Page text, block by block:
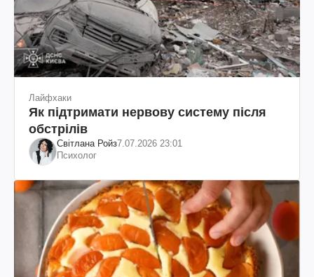
Лайфхаки
Як підтримати нервову систему після
обстрілів
Світлана Ройз7.07.2026 23:01
Психолог